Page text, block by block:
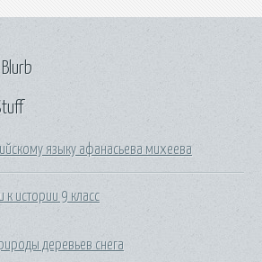
языку афанасьева михеева
к истории 9 класс
деревьев снега